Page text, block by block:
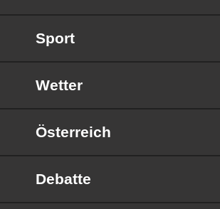
Sport
Wetter
Österreich
Debatte